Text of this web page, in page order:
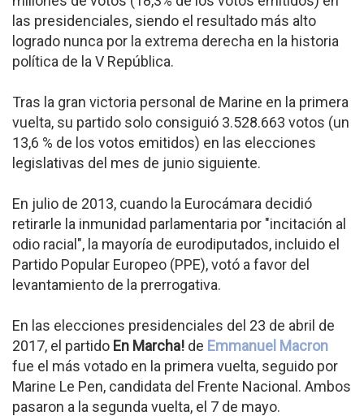
las presidenciales, siendo el resultado más alto
logrado nunca por la extrema derecha en la historia
política de la V República.
Tras la gran victoria personal de Marine en la primera
vuelta, su partido solo consiguió 3.528.663 votos (un
13,6 % de los votos emitidos) en las elecciones
legislativas del mes de junio siguiente.
En julio de 2013, cuando la Eurocámara decidió
retirarle la inmunidad parlamentaria por "incitación al
odio racial", la mayoría de eurodiputados, incluido el
Partido Popular Europeo (PPE), votó a favor del
levantamiento de la prerrogativa.
En las elecciones presidenciales del 23 de abril de
2017, el partido En Marcha! de Emmanuel Macron
fue el más votado en la primera vuelta, seguido por
Marine Le Pen, candidata del Frente Nacional. Ambos
pasaron a la segunda vuelta, el 7 de mayo.